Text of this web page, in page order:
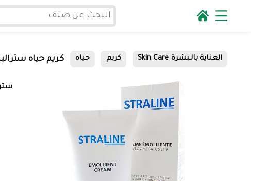
العناية بالبشرة Skin Care كريم حياه كريم حياه سترالين